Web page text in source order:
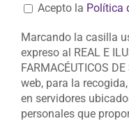
Acepto la Política
Marcando la casilla
expreso al REAL E
FARMACÉUTICOS
web, para la
en servidores
personales que